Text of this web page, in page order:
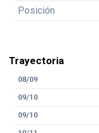
Posición
Trayectoria
08/09
09/10
09/10